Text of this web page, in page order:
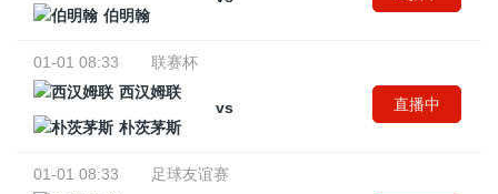
伯明翰
01-01 08:33
联赛杯
西汉姆联
vs
朴茨茅斯
直播中
01-01 08:33
足球友谊赛